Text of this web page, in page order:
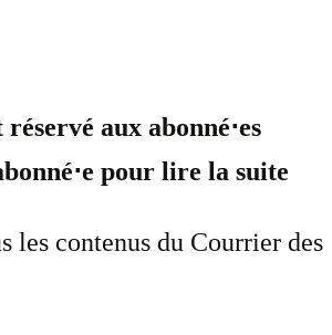
aux abonné⋅es
pour lire la suite
les contenus du Courrier des